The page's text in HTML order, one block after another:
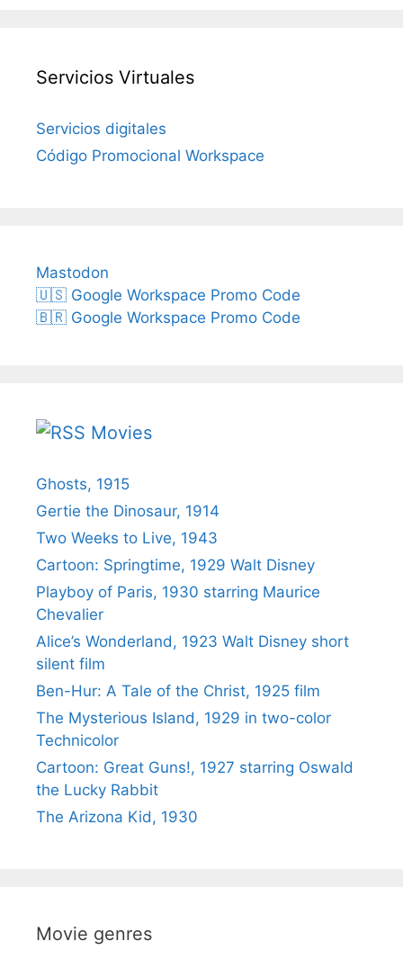
Servicios Virtuales
Servicios digitales
Código Promocional Workspace
Mastodon
🇺🇸 Google Workspace Promo Code
🇧🇷 Google Workspace Promo Code
Movies
Ghosts, 1915
Gertie the Dinosaur, 1914
Two Weeks to Live, 1943
Cartoon: Springtime, 1929 Walt Disney
Playboy of Paris, 1930 starring Maurice
Chevalier
Alice’s Wonderland, 1923 Walt Disney short
silent film
Ben-Hur: A Tale of the Christ, 1925 film
The Mysterious Island, 1929 in two-color
Technicolor
Cartoon: Great Guns!, 1927 starring Oswald
the Lucky Rabbit
The Arizona Kid, 1930
Movie genres